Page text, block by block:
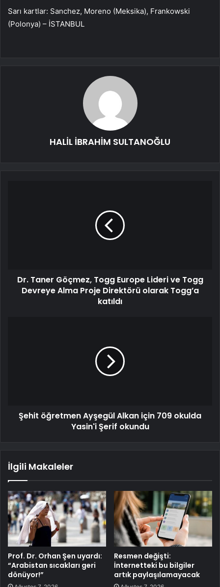
Sarı kartlar: Sanchez, Moreno (Meksika), Frankowski
(Polonya) – İSTANBUL
HALİL İBRAHİM SULTANOĞLU
Dr. Taner Göçmez, Togg Europe Lideri ve Togg
Devreye Alma Proje Direktörü olarak Togg’a
katıldı
Şehit öğretmen Ayşegül Alkan için 709 okulda
Yasin'i Şerif okundu
İlgili Makaleler
Prof. Dr. Orhan Şen uyardı:
“Arabistan sıcakları geri
dönüyor!”
Resmen değişti:
İnternetteki bu bilgiler
artık paylaşılamayacak